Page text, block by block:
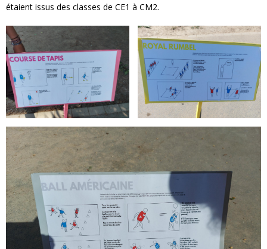
étaient issus des classes de CE1 à CM2.